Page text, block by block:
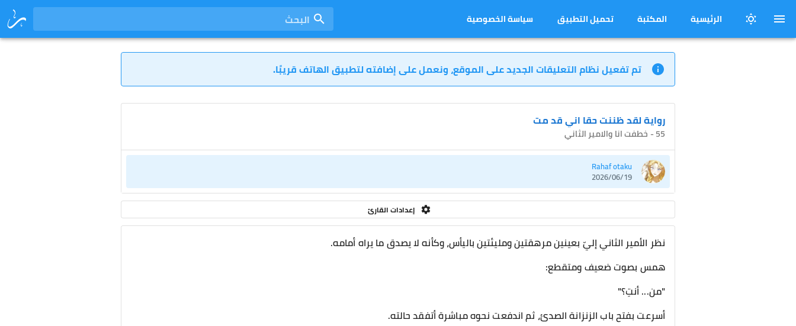
الرئيسية المكتبة تحميل التطبيق سياسة الخصوصية البحث
تم تفعيل نظام التعليقات الجديد على الموقع، ونعمل على إضافته لتطبيق الهاتف قريبًا.
رواية لقد ظننت حقا اني قد مت
55 - خطفت انا والامير الثاني
Rahaf otaku
2026/06/19
إعدادات القارئ
نظر الأمير الثاني إليّ بعينين مرهقتين ومليئتين باليأس، وكأنه لا يصدق ما يراه أمامه.
همس بصوت ضعيف ومتقطع:
"من... أنتِ؟"
أسرعت بفتح باب الزنزانة الصدئ، ثم اندفعت نحوه مباشرة أتفقد حالته.